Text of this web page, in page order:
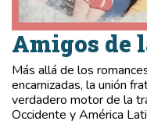
Amigos de
Más allá de los
encarnizadas, la unión
verdadero motor de la
Occidente y América